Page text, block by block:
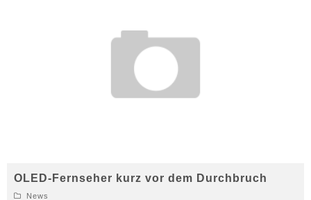
OLED-Fernseher kurz vor dem Durchbruch
News